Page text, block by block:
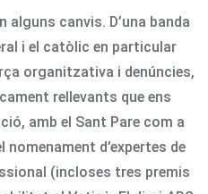
alguns canvis. D’una banda
i el catòlic en particular
organitzativa i denúncies,
rellevants que ens
amb el Sant Pare com a
d’expertes de
(incloses tres premis